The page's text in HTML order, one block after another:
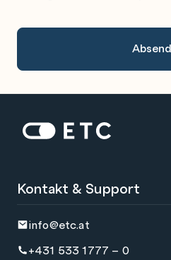
Startseite: ETC
Kontakt & Support
info@etc.at
+431 533 1777 – 0